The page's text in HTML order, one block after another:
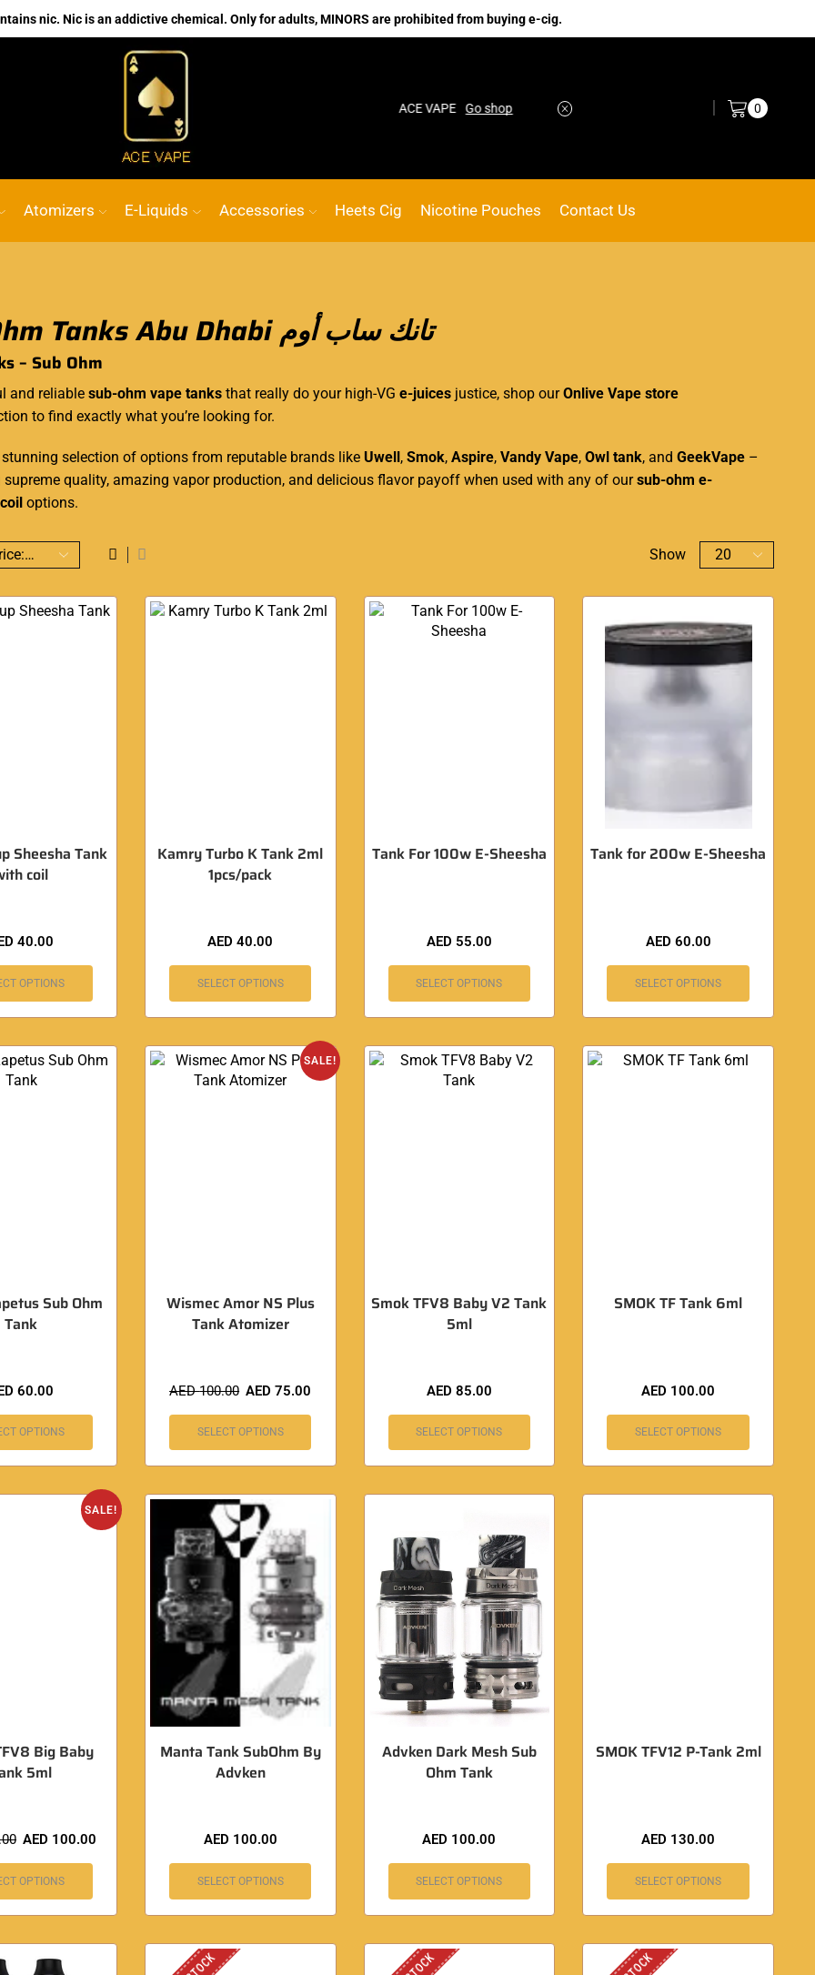
nic. Nic is an addictive chemical. Only for adults, MINORS are prohibited from buying e-cig.
No.1 Online vape Shop Custom link Go shop No.1 Online vape Shop Custom link 0
Atomizers E-Liquids Accessories Heets Cig Nicotine Pouches Contact Us
Sub Ohm Tanks Abu Dhabi تانك ساب أوم
– Sub Ohm
and reliable sub-ohm vape tanks that really do your high-VG e-juices justice, shop ourOnlive Vape store
to find exactly what you’re looking for.
stunning selection of options from reputable brands like Uwell , Smok, Aspire, Vandy Vape, Owl tank, and GeekVape –
quality, amazing vapor production, and delicious flavor payoff when used with any of oursub-ohm e-
coil options.
Show
Sheesha Tank
coil
40.00
OPTIONS
Kamry Turbo K Tank 2ml
1pcs/pack
AED40.00
SELECT OPTIONS
Tank For 100w E-Sheesha
AED 55.00
SELECT OPTIONS
Tank for 200w E-Sheesha
AED 60.00
SELECT OPTIONS
Sub Ohm
Tank
60.00
OPTIONS
SALE!
Wismec Amor NS Plus
Tank Atomizer
AED100.00 AED75.00
SELECT OPTIONS
Smok TFV8 Baby V2 Tank
5ml
AED 85.00
SELECT OPTIONS
SMOK TF Tank 6ml
AED 100.00
SELECT OPTIONS
SALE!
Big Baby
5ml
AED 100.00
OPTIONS
Manta Tank SubOhm By
Advken
AED 100.00
SELECT OPTIONS
Advken Dark Mesh Sub
Ohm Tank
AED 100.00
SELECT OPTIONS
SMOK TFV12 P-Tank 2ml
AED 130.00
SELECT OPTIONS